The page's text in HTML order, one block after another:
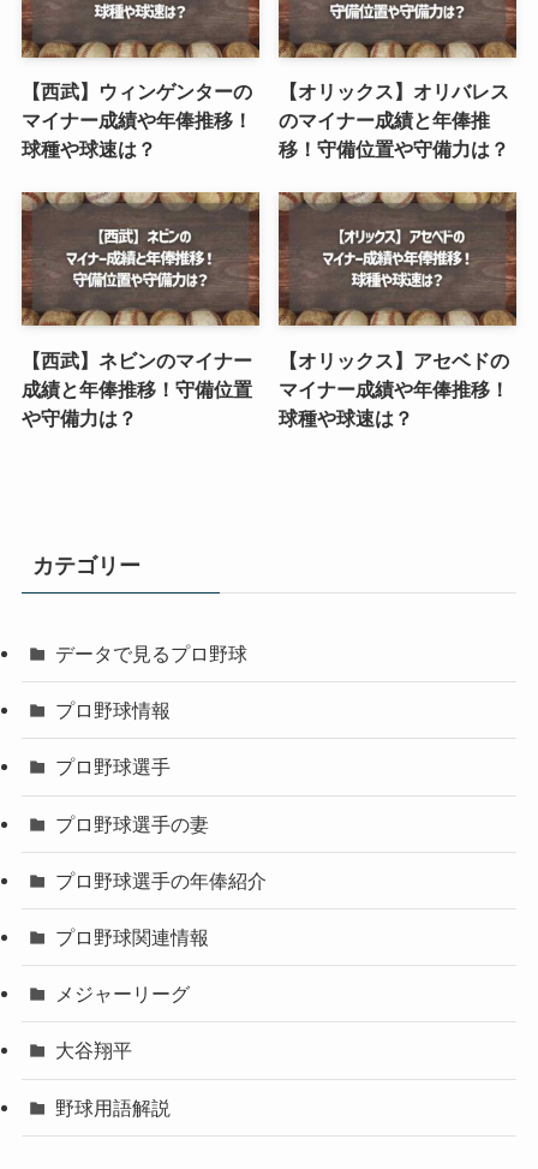
【西武】ウィンゲンターの
マイナー成績や年俸推移！
球種や球速は？
【オリックス】オリバレス
のマイナー成績と年俸推
移！守備位置や守備力は？
【西武】ネビンのマイナー
成績と年俸推移！守備位置
や守備力は？
【オリックス】アセベドの
マイナー成績や年俸推移！
球種や球速は？
カテゴリー
データで見るプロ野球
プロ野球情報
プロ野球選手
プロ野球選手の妻
プロ野球選手の年俸紹介
プロ野球関連情報
メジャーリーグ
大谷翔平
野球用語解説